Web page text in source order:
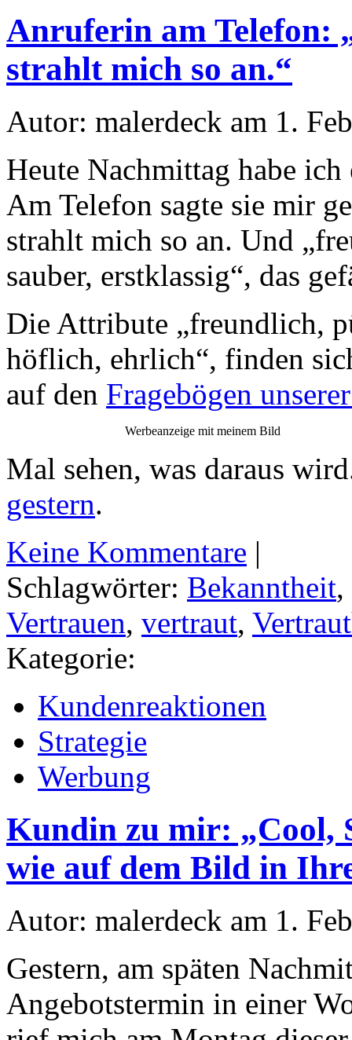
Anruferin am Telefon:
strahlt mich so an.“
Autor: malerdeck am 1.
Heute Nachmittag habe
Am Telefon sagte sie mir
strahlt mich so an. Und
sauber, erstklassig“, das
Die Attribute „freundlich,
höflich, ehrlich“, finden
auf den Fragebögen
Werbeanzeige mit meinem Bild
Mal sehen, was daraus
gestern.
Keine Kommentare |
Schlagwörter: Bekanntheit,
Vertrauen, vertraut,
Kategorie:
Kundenreaktionen
Strategie
Werbung
Kundin zu mir: „Cool,
wie auf dem Bild in
Autor: malerdeck am 1.
Gestern, am späten
Angebotstermin in einer